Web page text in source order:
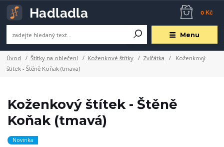
Menu
0 Kč
Úvod Štítky na oblečení Koženkové štítky Zvířátka
Koženkový
štítek - Štěně Koňak (tmavá)
Koženkový štítek - Štěně
Koňak (tmavá)
Novinka